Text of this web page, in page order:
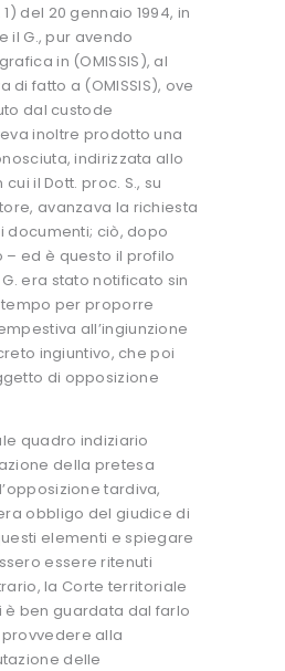
del 20 gennaio 1994, in
il G., pur avendo
in (OMISSIS), al
di fatto a (OMISSIS), ove
dal custode
inoltre prodotto una
indirizzata allo
cui il Dott. proc. S., su
avanzava la richiesta
documenti; ciò, dopo
– ed è questo il profilo
era stato notificato sin
tempo per proporre
all’ingiunzione
ingiuntivo, che poi
di opposizione
quadro indiziario
della pretesa
tardiva,
obbligo del giudice di
elementi e spiegare
essere ritenuti
la Corte territoriale
ben guardata dal farlo
alla
delle